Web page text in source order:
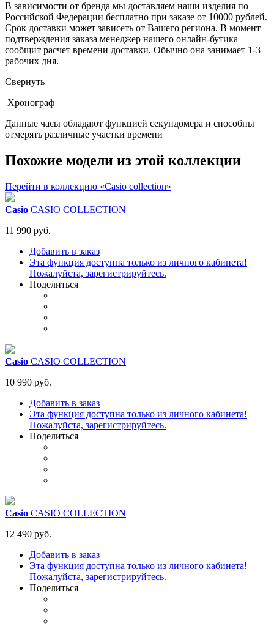
В зависимости от бренда мы доставляем наши изделия по
Российской Федерации бесплатно при заказе от 10000 рублей.
Срок доставки может зависеть от Вашего региона. В момент
подтверждения заказа менеджер нашего онлайн-бутика
сообщит расчет времени доставки. Обычно она занимает 1-3
рабочих дня.
Свернуть
Хронограф
Данные часы обладают функцией секундомера и способны
отмерять различные участки времени
Похожие модели из этой коллекции
Перейти в коллекцию «Casio collection»
Casio CASIO COLLECTION
11 990 руб.
Добавить в заказ
Эта функция доступна только из личного кабинета!
Пожалуйста, зарегистрируйтесь.
Поделиться
Casio CASIO COLLECTION
10 990 руб.
Добавить в заказ
Эта функция доступна только из личного кабинета!
Пожалуйста, зарегистрируйтесь.
Поделиться
Casio CASIO COLLECTION
12 490 руб.
Добавить в заказ
Эта функция доступна только из личного кабинета!
Пожалуйста, зарегистрируйтесь.
Поделиться